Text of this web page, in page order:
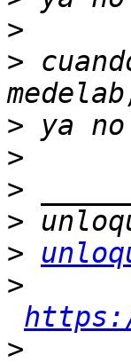
>
>
>
>
>
>
>
>
>